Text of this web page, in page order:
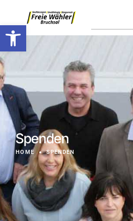
Werkzeugleiste
Spenden
HOME SPENDEN